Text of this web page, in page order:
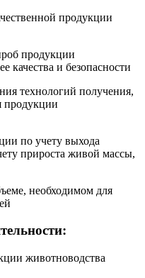
продукции
продукции
качества и безопасности
технологий получения,
продукции
по учету выхода
прироста живой массы,
необходимом для
животноводства